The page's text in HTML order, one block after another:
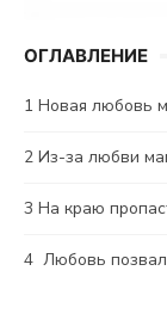
ОГЛАВЛЕНИЕ
1 Новая любовь
2 Из-за любви
3 На краю
4 Любовь